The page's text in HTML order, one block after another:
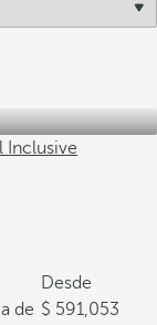
Inclusive
de
Desde
591,053